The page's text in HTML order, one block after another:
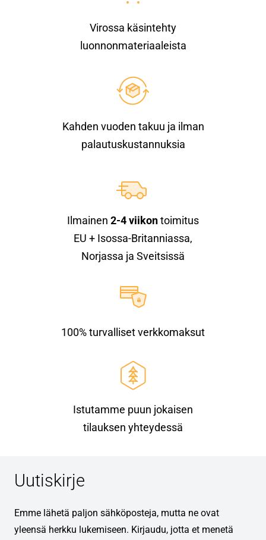
Virossa käsintehty
luonnonmateriaaleista
Kahden vuoden takuu ja ilman
palautuskustannuksia
Ilmainen 2-4 viikontoimitus
EU + Isossa-Britanniassa,
Norjassa ja Sveitsissä
100% turvalliset verkkomaksut
Istutamme puun jokaisen
tilauksen yhteydessä
Uutiskirje
Emme lähetä paljon sähköposteja, mutta ne ovat
yleensä herkku lukemiseen. Kirjaudu, jotta et menetä